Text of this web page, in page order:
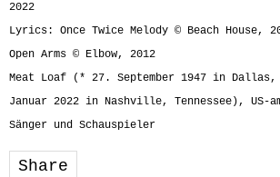
2022
Lyrics: Once Twice Melody © Beach House,
Open Arms © Elbow, 2012
Meat Loaf (* 27. September 1947 in
Januar 2022 in Nashville, Tennessee), US-
Sänger und Schauspieler
Share